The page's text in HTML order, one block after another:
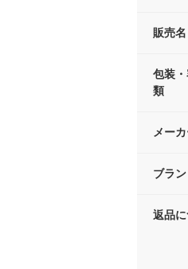
販売名
包装
類
メー
ブラ
返品